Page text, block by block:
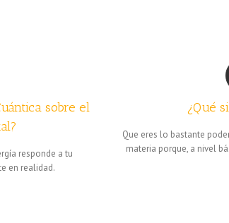
sobre el
responde a tu
en realidad.
¿Qué
Que eres lo bastante
materia porque, a nivel